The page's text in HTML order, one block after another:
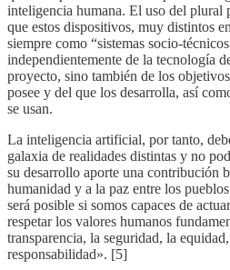
inteligencia humana. El uso del plural
que estos dispositivos, muy distintos
siempre como “sistemas socio-
independientemente de la tecnología
proyecto, sino también de los
posee y del que los desarrolla, así
se usan.
La inteligencia artificial, por tanto,
galaxia de realidades distintas y no
su desarrollo aporte una contribución
humanidad y a la paz entre los
será posible si somos capaces de
respetar los valores humanos
transparencia, la seguridad, la
responsabilidad». [5]